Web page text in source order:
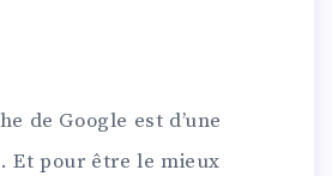
de Google est d’une
Et pour être le mieux